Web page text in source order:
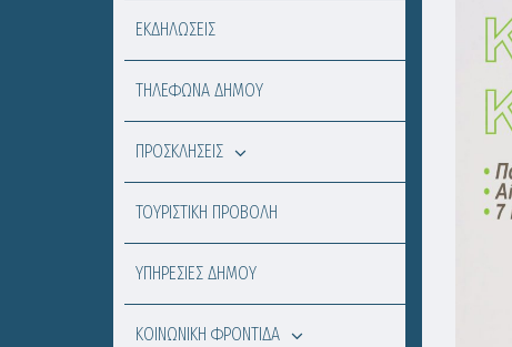
ΕΚΔΗΛΩΣΕΙΣ
ΤΗΛΕΦΩΝΑ ΔΗΜΟΥ
ΠΡΟΣΚΛΗΣΕΙΣ
ΤΟΥΡΙΣΤΙΚΗ ΠΡΟΒΟΛΗ
ΥΠΗΡΕΣΙΕΣ ΔΗΜΟΥ
ΚΟΙΝΩΝΙΚΗ ΦΡΟΝΤΙΔΑ